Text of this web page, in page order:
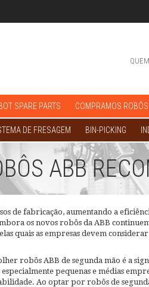
SPARE PARTS COMPRAMOS ROBÔS
DE FRESAGEM BIN-PICKING
ABB
de fabricação, aumentando a
os novos robôs da ABB
quais as empresas devem
robôs ABB de segunda mão é a
pequenas e médias
Ao optar por robôs de